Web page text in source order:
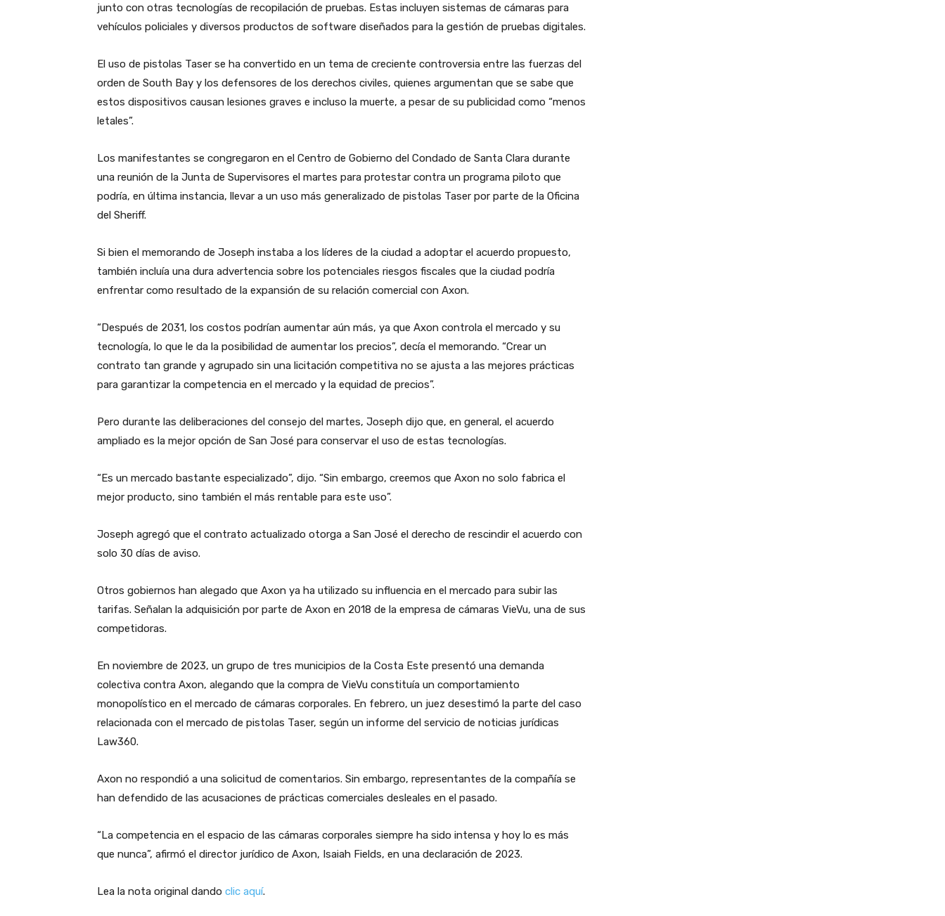
junto con otras tecnologías de recopilación de pruebas. Estas incluyen sistemas de cámaras para
vehículos policiales y diversos productos de software diseñados para la gestión de pruebas digitales.
El uso de pistolas Taser se ha convertido en un tema de creciente controversia entre las fuerzas del
orden de South Bay y los defensores de los derechos civiles, quienes argumentan que se sabe que
estos dispositivos causan lesiones graves e incluso la muerte, a pesar de su publicidad como “menos
letales”.
Los manifestantes se congregaron en el Centro de Gobierno del Condado de Santa Clara durante
una reunión de la Junta de Supervisores el martes para protestar contra un programa piloto que
podría, en última instancia, llevar a un uso más generalizado de pistolas Taser por parte de la Oficina
del Sheriff.
Si bien el memorando de Joseph instaba a los líderes de la ciudad a adoptar el acuerdo propuesto,
también incluía una dura advertencia sobre los potenciales riesgos fiscales que la ciudad podría
enfrentar como resultado de la expansión de su relación comercial con Axon.
“Después de 2031, los costos podrían aumentar aún más, ya que Axon controla el mercado y su
tecnología, lo que le da la posibilidad de aumentar los precios”, decía el memorando. “Crear un
contrato tan grande y agrupado sin una licitación competitiva no se ajusta a las mejores prácticas
para garantizar la competencia en el mercado y la equidad de precios”.
Pero durante las deliberaciones del consejo del martes, Joseph dijo que, en general, el acuerdo
ampliado es la mejor opción de San José para conservar el uso de estas tecnologías.
“Es un mercado bastante especializado”, dijo. “Sin embargo, creemos que Axon no solo fabrica el
mejor producto, sino también el más rentable para este uso”.
Joseph agregó que el contrato actualizado otorga a San José el derecho de rescindir el acuerdo con
solo 30 días de aviso.
Otros gobiernos han alegado que Axon ya ha utilizado su influencia en el mercado para subir las
tarifas. Señalan la adquisición por parte de Axon en 2018 de la empresa de cámaras VieVu, una de sus
competidoras.
En noviembre de 2023, un grupo de tres municipios de la Costa Este presentó una demanda
colectiva contra Axon, alegando que la compra de VieVu constituía un comportamiento
monopolístico en el mercado de cámaras corporales. En febrero, un juez desestimó la parte del caso
relacionada con el mercado de pistolas Taser, según un informe del servicio de noticias jurídicas
Law360.
Axon no respondió a una solicitud de comentarios. Sin embargo, representantes de la compañía se
han defendido de las acusaciones de prácticas comerciales desleales en el pasado.
“La competencia en el espacio de las cámaras corporales siempre ha sido intensa y hoy lo es más
que nunca”, afirmó el director jurídico de Axon, Isaiah Fields, en una declaración de 2023.
Lea la nota original dando clic aquí.